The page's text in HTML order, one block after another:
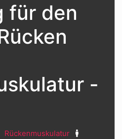
für den
-
Rückenmuskulatur